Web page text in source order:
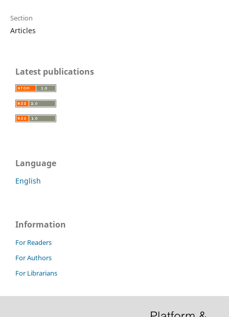
Section
Articles
Latest publications
Language
English
Information
For Readers
For Authors
For Librarians